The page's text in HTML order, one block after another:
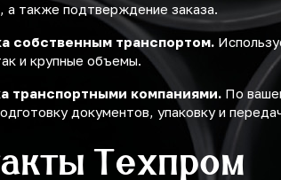
а также подтверждение заказа.
собственным транспортом.
и крупные объемы.
транспортными компаниями. По
документов, упаковку и
Техпром